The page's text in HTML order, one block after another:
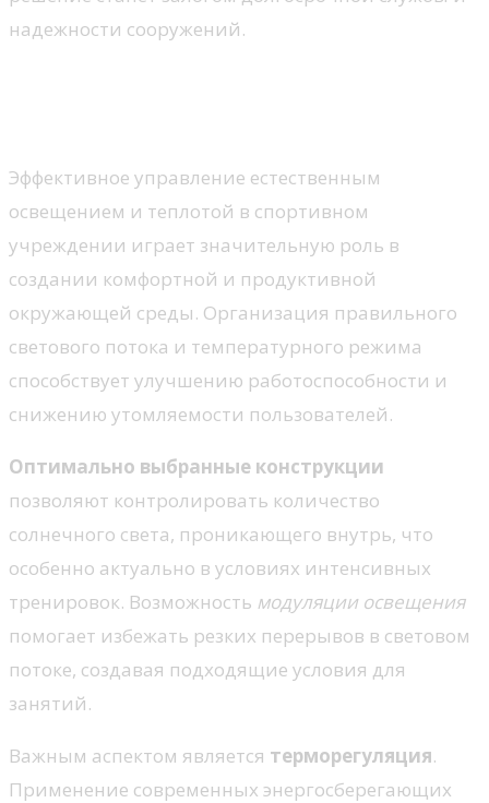
надежности сооружений.
Эффективное управление естественным
освещением и теплотой в спортивном
учреждении играет значительную роль в
создании комфортной и продуктивной
окружающей среды. Организация правильного
светового потока и температурного режима
способствует улучшению работоспособности и
снижению утомляемости пользователей.
Оптимально выбранные конструкции
позволяют контролировать количество
солнечного света, проникающего внутрь, что
особенно актуально в условиях интенсивных
тренировок. Возможность модуляции освещения
помогает избежать резких перерывов в световом
потоке, создавая подходящие условия для
занятий.
Важным аспектом является терморегуляция.
Применение современных энергосберегающих